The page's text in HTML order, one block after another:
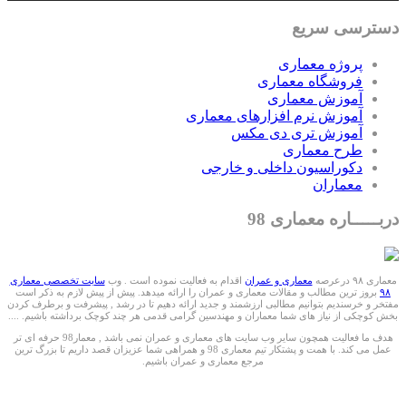
دسترسی سریع
پروژه معماری
فروشگاه معماری
آموزش معماری
آموزش نرم افزارهای معماری
آموزش تری دی مکس
طرح معماری
دکوراسیون داخلی و خارجی
معماران
دربـــــاره معماری 98
معماری ۹۸ درعرصه معماری و عمران اقدام به فعالیت نموده است . وبسایت تخصصی معماری
۹۸ بروز ترین مطالب و مقالات معماری و عمران را ارائه میدهد. پیش از پیش لازم به ذکر است
مفتخر و خرسندیم بتوانیم مطالبی ارزشمند و جدید ارائه دهیم تا در رشد , پیشرفت و برطرف کردن
بخش کوچکی از نیاز های شما معماران و مهندسین گرامی قدمی هر چند کوچک برداشته باشیم. ....
هدف ما فعالیت همچون سایر وب سایت های معماری و عمران نمی باشد , معمار98 حرفه ای تر
عمل می کند. با همت و پشتکار تیم معماری 98 و همراهی شما عزیزان قصد داریم تا بزرگ ترین
مرجع معماری و عمران باشیم.